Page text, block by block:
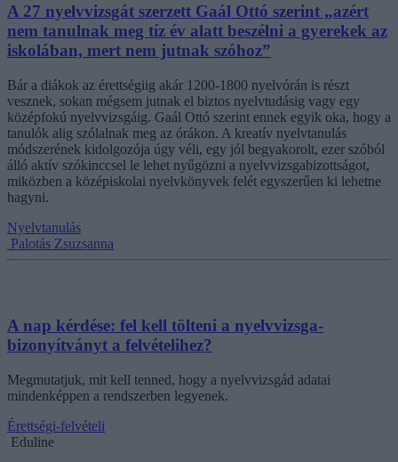
A 27 nyelvvizsgát szerzett Gaál Ottó szerint „azért
nem tanulnak meg tíz év alatt beszélni a gyerekek az
iskolában, mert nem jutnak szóhoz”
Bár a diákok az érettségiig akár 1200-1800 nyelvórán is részt
vesznek, sokan mégsem jutnak el biztos nyelvtudásig vagy egy
középfokú nyelvvizsgáig. Gaál Ottó szerint ennek egyik oka, hogy a
tanulók alig szólalnak meg az órákon. A kreatív nyelvtanulás
módszerének kidolgozója úgy véli, egy jól begyakorolt, ezer szóból
álló aktív szókinccsel le lehet nyűgözni a nyelvvizsgabizottságot,
miközben a középiskolai nyelvkönyvek felét egyszerűen ki lehetne
hagyni.
Nyelvtanulás
Palotás Zsuzsanna
A nap kérdése: fel kell tölteni a nyelvvizsga-
bizonyítványt a felvételihez?
Megmutatjuk, mit kell tenned, hogy a nyelvvizsgád adatai
mindenképpen a rendszerben legyenek.
Érettségi-felvételi
Eduline